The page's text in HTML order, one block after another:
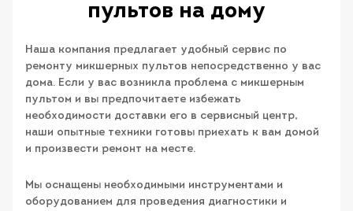
пультов на дому
Наша компания предлагает удобный сервис по
ремонту микшерных пультов непосредственно у вас
дома. Если у вас возникла проблема с микшерным
пультом и вы предпочитаете избежать
необходимости доставки его в сервисный центр,
наши опытные техники готовы приехать к вам домой
и произвести ремонт на месте.
Мы оснащены необходимыми инструментами и
оборудованием для проведения диагностики и